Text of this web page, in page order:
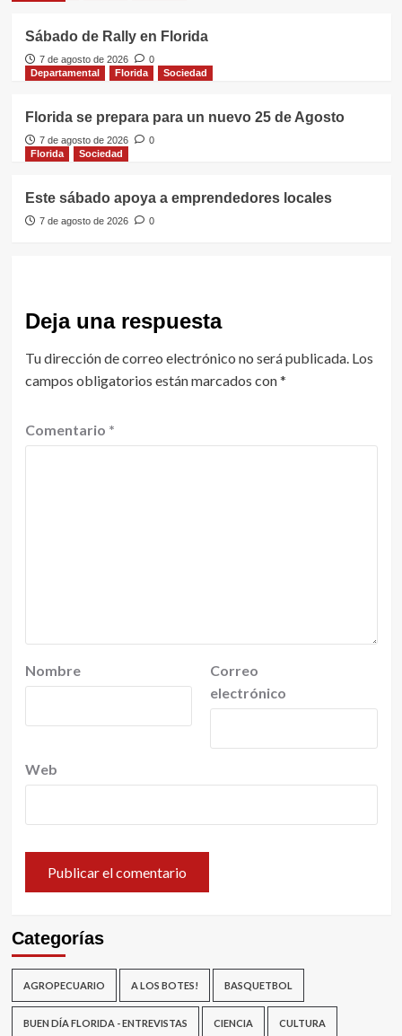
Sábado de Rally en Florida
7 de agosto de 2026
0
Departamental
Florida Sociedad
Florida se prepara para un nuevo 25 de Agosto
7 de agosto de 2026
0
Florida
Sociedad
Este sábado apoya a emprendedores locales
7 de agosto de 2026 0
Deja una respuesta
Tu dirección de correo electrónico no será publicada. Los
campos obligatorios están marcados con*
Comentario *
Nombre
Correo
electrónico
Web
Categorías
AGROPECUARIO A LOS BOTES! BASQUETBOL
BUEN DÍA FLORIDA - ENTREVISTAS CIENCIA CULTURA